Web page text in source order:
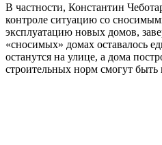
В частности, Константин
контроле ситуацию со
эксплуатацию новых домов,
«сносимых» домах оставалось
останутся на улице, а дома
строительных норм смогут